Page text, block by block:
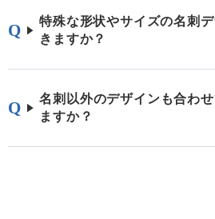
特殊な形状やサイズの名刺
きますか？
名刺以外のデザインも合わ
ますか？